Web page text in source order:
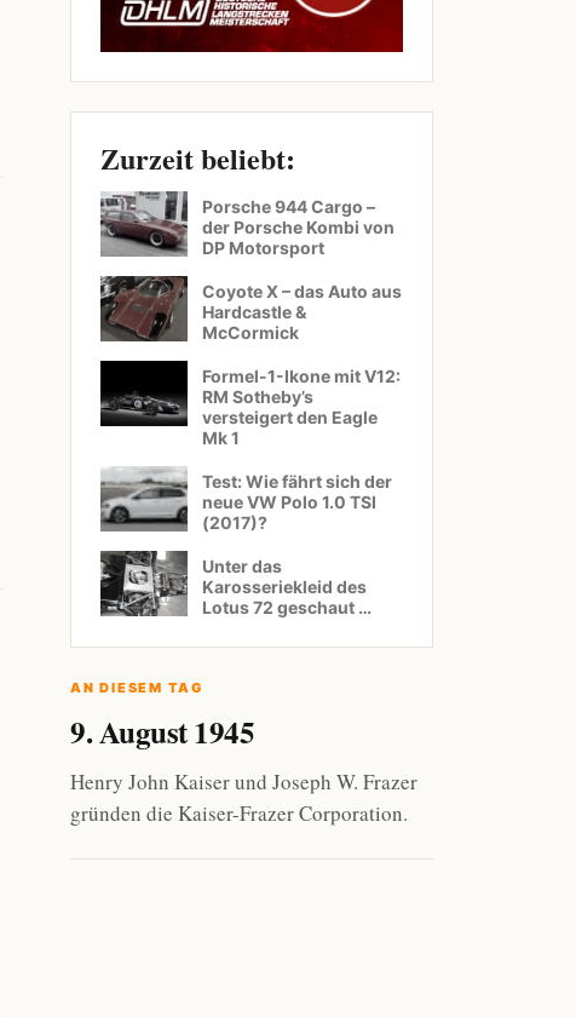
Zurzeit beliebt:
Porsche 944 Cargo –
der Porsche Kombi von
DP Motorsport
Coyote X – das Auto aus
Hardcastle &
McCormick
Formel-1-Ikone mit V12:
RM Sotheby’s
versteigert den Eagle
Mk 1
Test: Wie fährt sich der
neue VW Polo 1.0 TSI
(2017)?
Unter das
Karosseriekleid des
Lotus 72 geschaut …
AN DIESEM TAG
9. August 1945
Henry John Kaiser und Joseph W. Frazer
gründen die Kaiser-Frazer Corporation.